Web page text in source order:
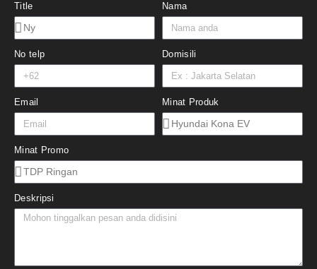
Title Nama
No telp Domisili
Email Minat Produk
Minat Promo
Deskripsi